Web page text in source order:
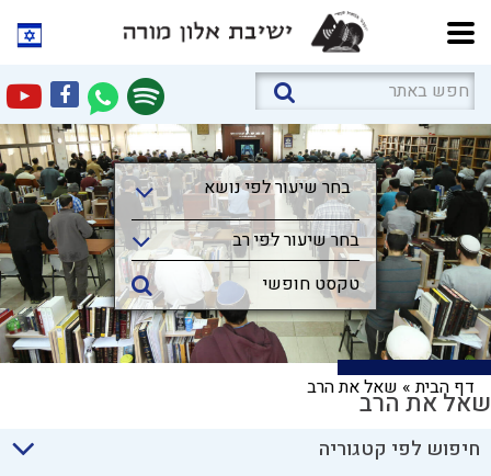
בחר שיעור לפי נושא
בחר שיעור לפי נושא
בחר שיעור לפי רב
דף הבית» שאל את הרבשאל את הרב
חיפוש לפי קטגוריה